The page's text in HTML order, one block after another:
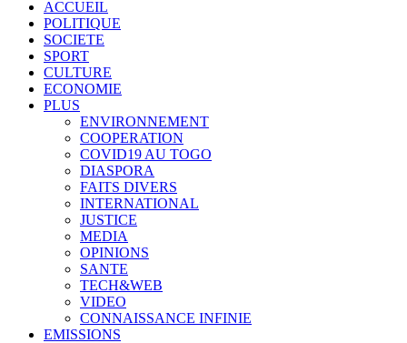
ACCUEIL
POLITIQUE
SOCIETE
SPORT
CULTURE
ECONOMIE
PLUS
ENVIRONNEMENT
COOPERATION
COVID19 AU TOGO
DIASPORA
FAITS DIVERS
INTERNATIONAL
JUSTICE
MEDIA
OPINIONS
SANTE
TECH&WEB
VIDEO
CONNAISSANCE INFINIE
EMISSIONS